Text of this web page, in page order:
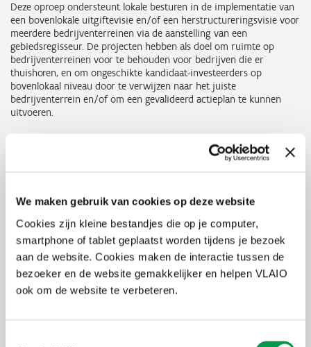
We maken gebruik van cookies op deze website
Cookies zijn kleine bestandjes die op je computer,
smartphone of tablet geplaatst worden tijdens je bezoek
aan de website. Cookies maken de interactie tussen de
bezoeker en de website gemakkelijker en helpen VLAIO
ook om de website te verbeteren.
Deze oproep ondersteunt lokale besturen in de implementatie van
een bovenlokale uitgiftevisie en/of een herstructureringsvisie voor
meerdere bedrijventerreinen via de aanstelling van een
gebiedsregisseur. De projecten hebben als doel om ruimte op
bedrijventerreinen voor te behouden voor bedrijven die er
thuishoren, en om ongeschikte kandidaat-investeerders op
bovenlokaal niveau door te verwijzen naar het juiste
bedrijventerrein en/of om een gevalideerd actieplan te kunnen
uitvoeren.
buren'
Terug naar de info voor lokale besturen
Samengevat
Voor wie?